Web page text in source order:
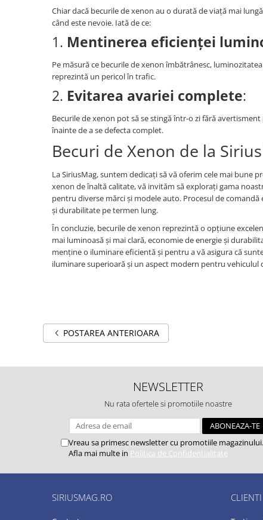
Chiar dacă becurile de xenon au o durată de viață mai
când este nevoie. Iată de ce:
1. Mentinerea eficienței
Pe măsură ce becurile de xenon îmbătrânesc,
reprezintă un pericol în trafic.
2. Evitarea avariei complete:
Becurile de xenon pot să se stingă într-o zi fără
înainte de a se defecta complet.
Becuri de Xenon de la
La SiriusMag, suntem dedicați să vă oferim cele mai bune
xenon de înaltă calitate, vă invităm să explorați gama
pentru diverse mărci și modele auto. Procesul de
și durabilitate pe termen lung.
În concluzie, becurile de xenon reprezintă o opțiune
mai luminoasă și mai clară, economie de energie și
menține o iluminare eficientă și pentru a vă asigura că
iluminare superioară și un aspect modern pentru vehiculul
POSTAREA ANTERIOARA
NEWSLETTER
Nu rata ofertele si promotiile noastre
Vreau sa primesc newsletter cu promotiile magazinului.
Afla mai multe in Politica de Confidentialitate
SIRIUSMAG.RO CLIENTI